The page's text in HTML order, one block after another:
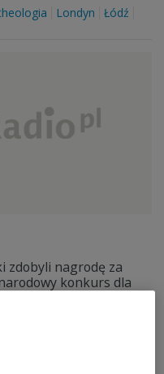
Londyn
Łódź
zdobyli nagrodę za
konkurs dla
zachwycił